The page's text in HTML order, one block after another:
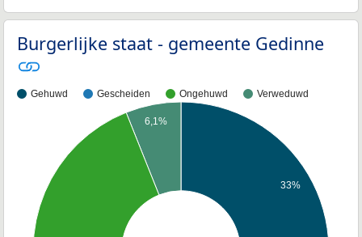
Burgerlijke staat - gemeente Gedinne
Gehuwd Gescheiden Ongehuwd Verweduwd
33%
6,1%